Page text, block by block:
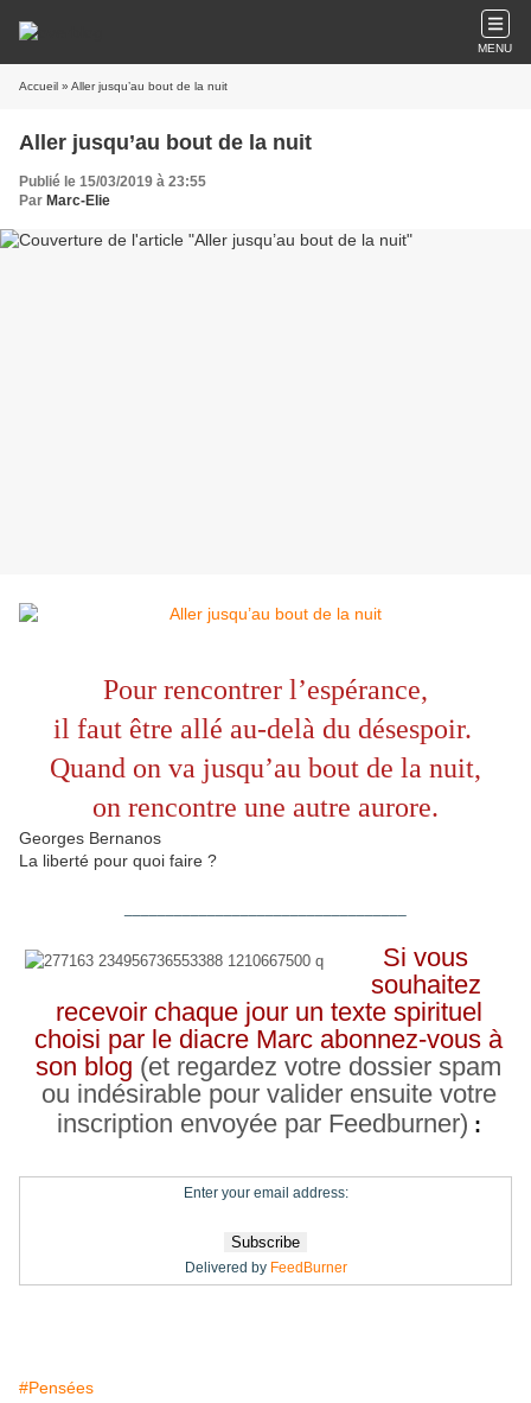
MENU
Accueil » Aller jusqu’au bout de la nuit
Aller jusqu’au bout de la nuit
Publié le 15/03/2019 à 23:55
Par Marc-Elie
Pour rencontrer l’espérance,
il faut être allé au-delà du désespoir.
Quand on va jusqu’au bout de la nuit,
on rencontre une autre aurore.
Georges Bernanos
La liberté pour quoi faire ?
Si vous
souhaitez
recevoir chaque jour un texte spirituel
choisi par le diacre Marc abonnez-vous à
son blog (et regardez votre dossier spam
ou indésirable pour valider ensuite votre
inscription envoyée par Feedburner) :
Enter your email address:
Delivered by FeedBurner
#Pensées